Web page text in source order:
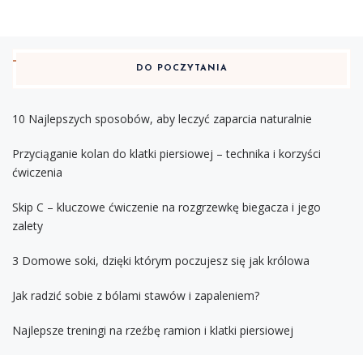
DO POCZYTANIA
10 Najlepszych sposobów, aby leczyć zaparcia naturalnie
Przyciąganie kolan do klatki piersiowej – technika i korzyści
ćwiczenia
Skip C – kluczowe ćwiczenie na rozgrzewkę biegacza i jego
zalety
3 Domowe soki, dzięki którym poczujesz się jak królowa
Jak radzić sobie z bólami stawów i zapaleniem?
Najlepsze treningi na rzeźbę ramion i klatki piersiowej